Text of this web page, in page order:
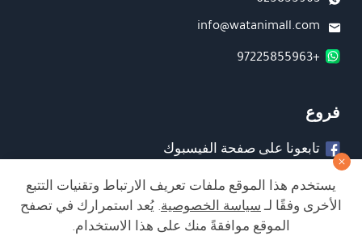
info@watanimall.com
+97225855963
فروع
تابعونا على صفحة الفيسبوك
يستخدم هذا الموقع ملفات تعريف الارتباط وتقنيات التتبع
الأخرى وفقًا لـسياسة الخصوصية. يُعد استمرارك في تصفح
الموقع موافقةً منك على هذا الاستخدام.